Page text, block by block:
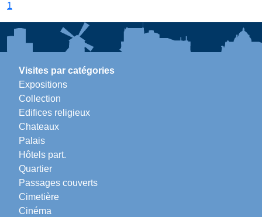
1
Visites par catégories
Expositions
Collection
Edifices religieux
Chateaux
Palais
Hôtels part.
Quartier
Passages couverts
Cimetière
Cinéma